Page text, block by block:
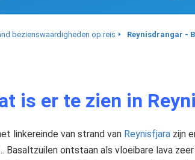
bezienswaardigheden op reis Reynisdrangar -
is er te zien in
linkereinde van strand van Reynisfjara zijn
Basaltzuilen ontstaan als vloeibare lava